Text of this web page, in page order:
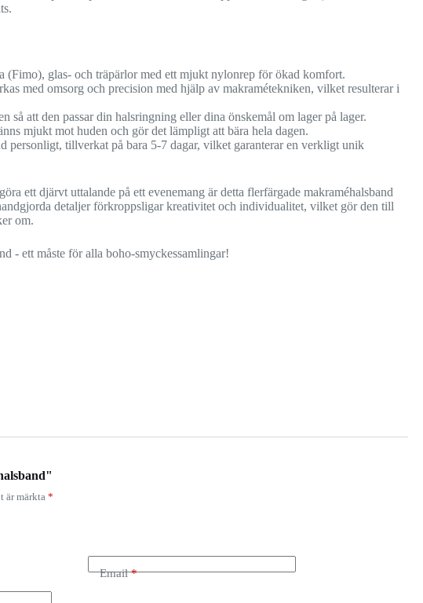
(Fimo), glas- och träpärlor med ett mjukt nylonrep för ökad komfort.
med omsorg och precision med hjälp av makramétekniken, vilket resulterar i
så att den passar din halsringning eller dina önskemål om lager på lager.
mjukt mot huden och gör det lämpligt att bära hela dagen.
personligt, tillverkat på bara 5-7 dagar, vilket garanterar en verkligt unik
ett djärvt uttalande på ett evenemang är detta flerfärgade makraméhalsband
detaljer förkroppsligar kreativitet och individualitet, vilket gör den till
om.
- ett måste för alla boho-smyckessamlingar!
är märkta *
Email*